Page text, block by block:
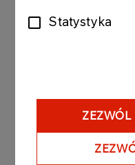
Statystyka
kształtowania
Analiza została
Patrz także: raporty
maja 2025 roku, a